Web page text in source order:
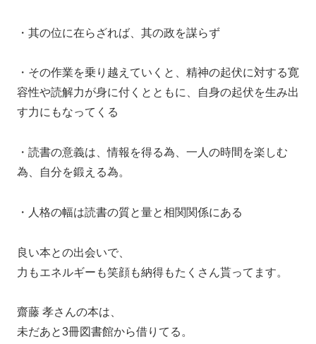
・其の位に在らざれば、其の政を謀らず
・その作業を乗り越えていくと、精神の起伏に対する寛
容性や読解力が身に付くとともに、自身の起伏を生み出
す力にもなってくる
・読書の意義は、情報を得る為、一人の時間を楽しむ
為、自分を鍛える為。
・人格の幅は読書の質と量と相関関係にある
良い本との出会いで、
力もエネルギーも笑顔も納得もたくさん貰ってます。
齋藤 孝さんの本は、
未だあと3冊図書館から借りてる。